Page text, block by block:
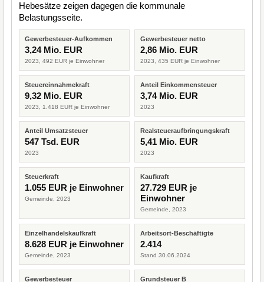
Hebesätze zeigen dagegen die kommunale
Belastungsseite.
Gewerbesteuer-Aufkommen
3,24 Mio. EUR
2023, 492 EUR je Einwohner
Gewerbesteuer netto
2,86 Mio. EUR
2023, 435 EUR je Einwohner
Steuereinnahmekraft
9,32 Mio. EUR
2023, 1.418 EUR je Einwohner
Anteil Einkommensteuer
3,74 Mio. EUR
2023
Anteil Umsatzsteuer
547 Tsd. EUR
2023
Realsteueraufbringungskraft
5,41 Mio. EUR
2023
Steuerkraft
1.055 EUR je Einwohner
Gemeinde, 2023
Kaufkraft
27.729 EUR je
Einwohner
Gemeinde, 2023
Einzelhandelskaufkraft
8.628 EUR je Einwohner
Gemeinde, 2023
Arbeitsort-Beschäftigte
2.414
Stand 30.06.2024
Gewerbesteuer Grundsteuer B